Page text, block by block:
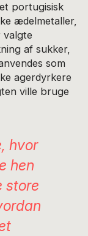
portugisisk
ædelmetaller,
valgte
af sukker,
som
agerdyrkere
ville bruge
hvor
hen
store